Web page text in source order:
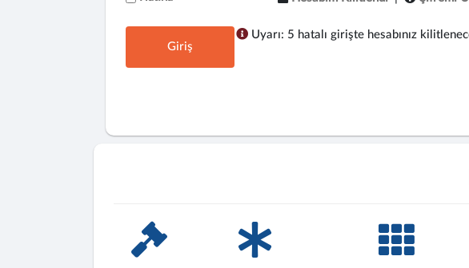
Giriş
Uyarı: 5 hatalı girişte hesabınız